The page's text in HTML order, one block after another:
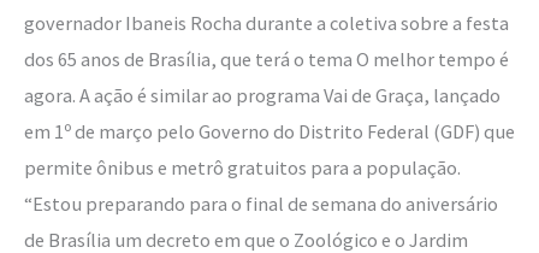
governador Ibaneis Rocha durante a coletiva sobre a festa
dos 65 anos de Brasília, que terá o tema O melhor tempo é
agora. A ação é similar ao programa Vai de Graça, lançado
em 1º de março pelo Governo do Distrito Federal (GDF) que
permite ônibus e metrô gratuitos para a população.
“Estou preparando para o final de semana do aniversário
de Brasília um decreto em que o Zoológico e o Jardim